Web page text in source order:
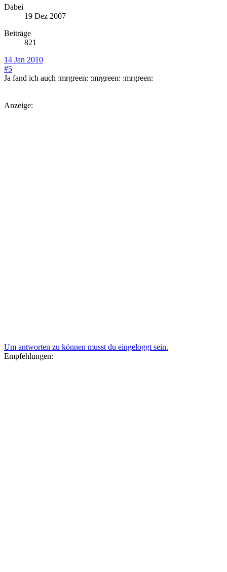
Dabei
19 Dez 2007
Beiträge
821
14 Jan 2010
#5
Ja fand ich auch :mrgreen: :mrgreen: :mrgreen:
Anzeige:
Um antworten zu können musst du eingeloggt sein.
Empfehlungen: